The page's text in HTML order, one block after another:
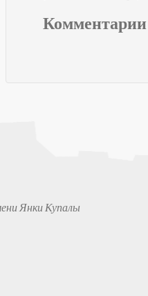
Комментарии
Янки Купалы